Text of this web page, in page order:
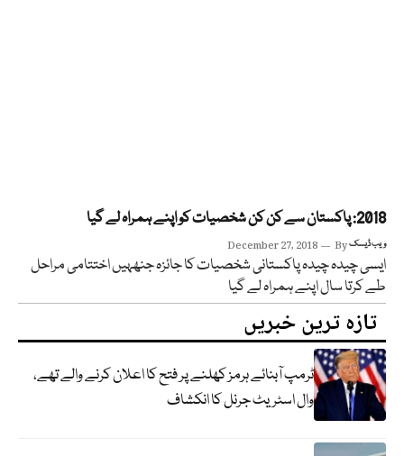
2018: پاکستان سے کن کن شخصیات کو اپنے ہمراہ لے گیا
December 27, 2018 Byویب ڈیسک
ایسی چیدہ چیدہ پاکستانی شخصیات کا جائزہ جنھہیں اختتامی مراحل
طے کرتا سال اپنے ہمراہ لے گیا
تازہ ترین خبریں
ٹرمپ آبنائے ہرمز کھلنے پر فتح کا اعلان کرنے والے تھے،
وال اسٹریٹ جرنل کا انکشاف